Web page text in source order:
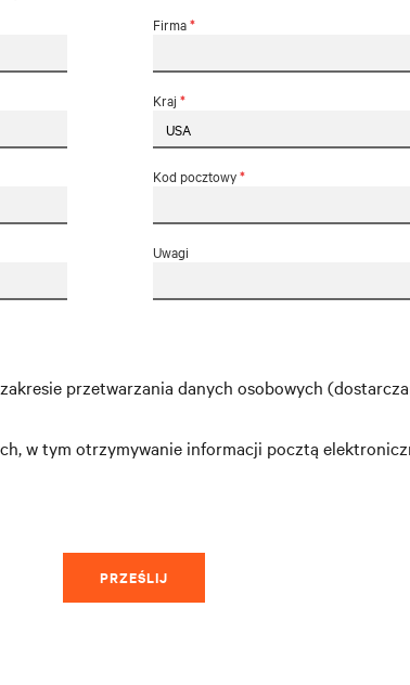
Firma*
Kraj *
Kod pocztowy*
Uwagi
przetwarzania danych osobowych
w tym otrzymywanie informacji pocztą
PRZEŚLIJ